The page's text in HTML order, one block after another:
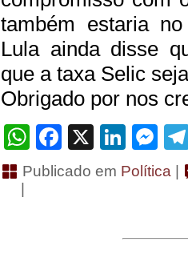
também estaria
Lula ainda disse
que a taxa Selic
Obrigado por nos
WhatsApp
Facebook
X
Publicado em Política |